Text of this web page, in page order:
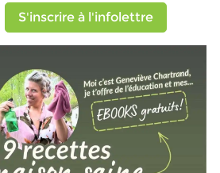
S'inscrire à l'infolettre